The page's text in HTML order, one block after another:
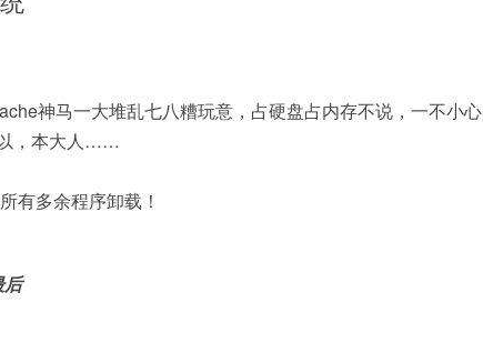
神马一大堆乱七八糟玩意，占硬盘占内存不说，一不小心
，本大人……
有多余程序卸载！
后